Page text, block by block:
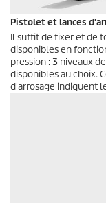
Pistolet et lances
Il suffit de fixer et de
disponibles en
pression : 3 niveaux
disponibles au choix.
d'arrosage indiquent